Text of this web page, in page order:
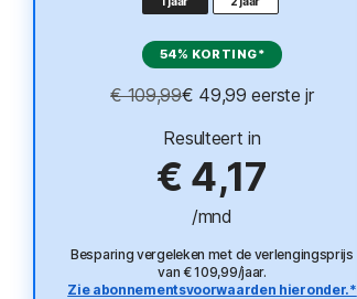
54% KORTING*
€ 109,99€ 49,99 eerste jr
Resulteert in
€ 4,17
/mnd
Besparing vergeleken met de verlengingsprijs
van € 109,99/jaar.
Zie abonnementsvoorwaarden hieronder.*